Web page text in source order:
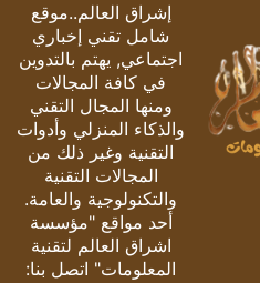
إشراق العالم..موقع
شامل تقني إخباري
اجتماعي, يهتم بالتدوين
في كافة المجالات
ومنها المجال التقني
والذكاء المنزلي وأدوات
التقنية وغير ذلك من
المجالات التقنية
والتكنولوجية والعامة.
أحد مواقع "مؤسسة
اشراق العالم لتقنية
المعلومات" اتصل بنا: